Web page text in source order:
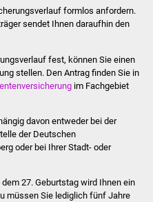
Was erledige ich wo
Lebenslagen
formlos anfordern.
sendet Ihnen daraufhin den
fest, können Sie einen
stellen. Den Antrag finden Sie in
im Fachgebiet
davon entweder bei der
der Deutschen
oder bei Ihrer Stadt- oder
dem 27. Geburtstag wird Ihnen ein
müssen Sie lediglich fünf Jahre